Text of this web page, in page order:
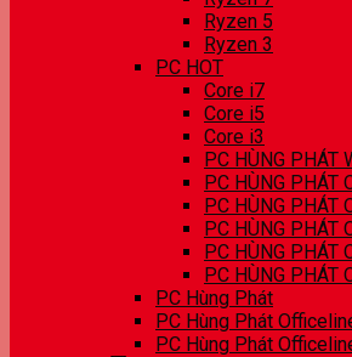
Ryzen 5
Ryzen 3
PC HOT
Core i7
Core i5
Core i3
PC HÙNG PHÁT
PC HÙNG PHÁT
PC HÙNG PHÁT
PC HÙNG PHÁT
PC HÙNG PHÁT
PC HÙNG PHÁT
PC Hùng Phát
PC Hùng Phát
PC Hùng Phát